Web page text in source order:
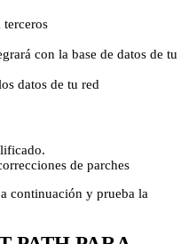
terceros
con la base de datos de tu
datos de tu red
de parches
continuación y prueba la